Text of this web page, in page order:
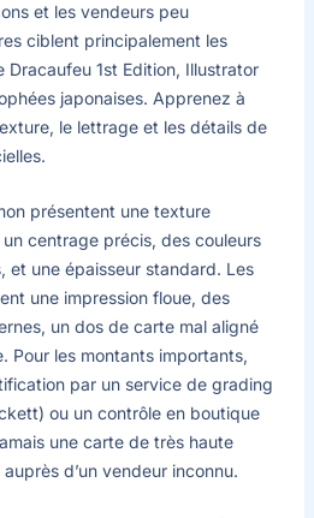
et les vendeurs peu
ciblent principalement les
Dracaufeu 1st Edition, Illustrator
japonaises. Apprenez à
le lettrage et les détails de
présentent une texture
centrage précis, des couleurs
et une épaisseur standard. Les
une impression floue, des
un dos de carte mal aligné
Pour les montants importants,
par un service de grading
ou un contrôle en boutique
une carte de très haute
d’un vendeur inconnu.